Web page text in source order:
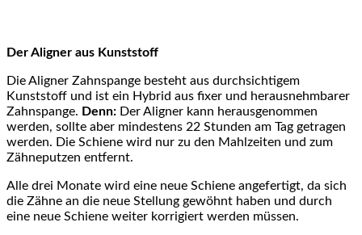
Der Aligner aus Kunststoff
Die Aligner Zahnspange besteht aus durchsichtigem
Kunststoff und ist ein Hybrid aus fixer und herausnehmbarer
Zahnspange. Denn: Der Aligner kann herausgenommen
werden, sollte aber mindestens 22 Stunden am Tag getragen
werden. Die Schiene wird nur zu den Mahlzeiten und zum
Zähneputzen entfernt.
Alle drei Monate wird eine neue Schiene angefertigt, da sich
die Zähne an die neue Stellung gewöhnt haben und durch
eine neue Schiene weiter korrigiert werden müssen.